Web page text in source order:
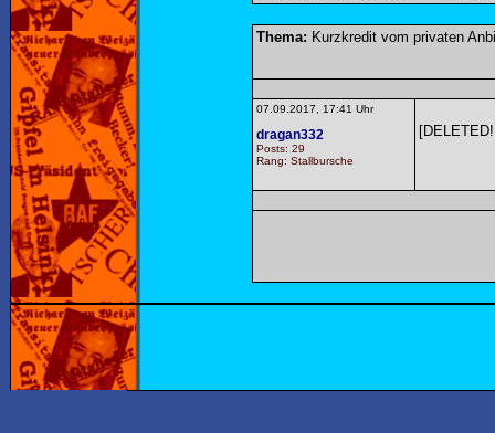
Thema: Kurzkredit vom privaten
07.09.2017, 17:41 Uhr
dragan332
Posts: 29
Rang: Stallbursche